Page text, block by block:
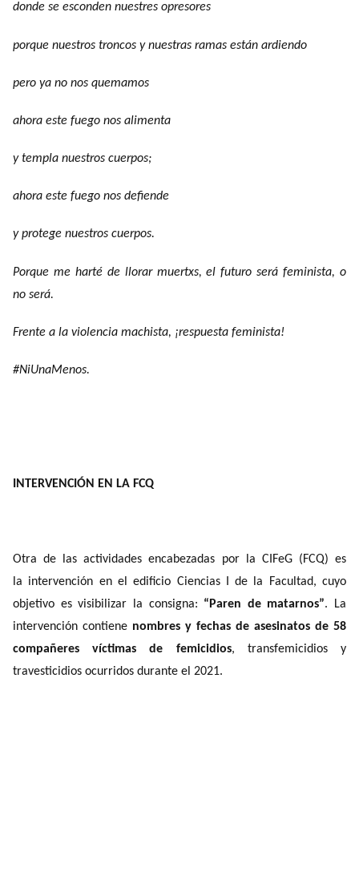
donde se esconden nuestres opresores
porque nuestros troncos y nuestras ramas están ardiendo
pero ya no nos quemamos
ahora este fuego nos alimenta
y templa nuestros cuerpos;
ahora este fuego nos defiende
y protege nuestros cuerpos.
Porque me harté de llorar muertxs, el futuro será feminista, o
no será.
Frente a la violencia machista, ¡respuesta feminista!
#NiUnaMenos.
INTERVENCIÓN EN LA FCQ
Otra de las actividades encabezadas por la CIFeG (FCQ) es
la intervención en el edificio Ciencias I de la Facultad, cuyo
objetivo es visibilizar la consigna: “Paren de matarnos”. La
intervención contiene nombres y fechas de asesinatos de 58
compañeres víctimas de femicidios, transfemicidios y
travesticidios ocurridos durante el 2021.